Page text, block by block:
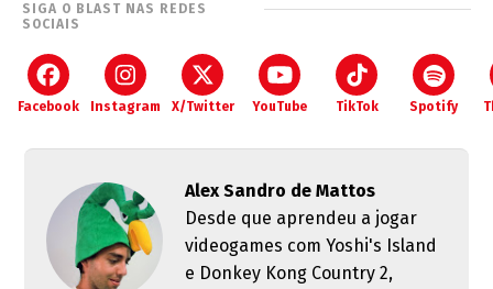
SIGA O BLAST NAS REDES
SOCIAIS
Facebook Instagram X/Twitter YouTube TikTok Spotify
Alex Sandro de Mattos
Desde que aprendeu a jogar
videogames com Yoshi's Island
e Donkey Kong Country 2,